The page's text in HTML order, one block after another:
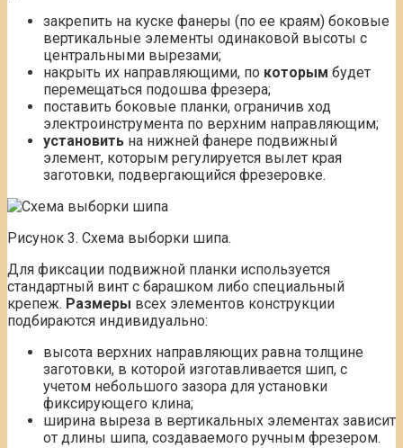
закрепить на куске фанеры (по ее краям) боковые
вертикальные элементы одинаковой высоты с
центральными вырезами;
накрыть их направляющими, по которым будет
перемещаться подошва фрезера;
поставить боковые планки, ограничив ход
электроинструмента по верхним направляющим;
установить на нижней фанере подвижный
элемент, которым регулируется вылет края
заготовки, подвергающийся фрезеровке.
Рисунок 3. Схема выборки шипа.
Для фиксации подвижной планки используется
стандартный винт с барашком либо специальный
крепеж. Размеры всех элементов конструкции
подбираются индивидуально:
высота верхних направляющих равна толщине
заготовки, в которой изготавливается шип, с
учетом небольшого зазора для установки
фиксирующего клина;
ширина выреза в вертикальных элементах зависит
от длины шипа, создаваемого ручным фрезером.